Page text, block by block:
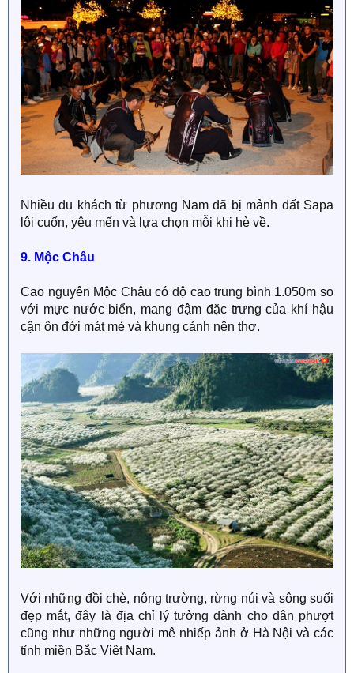
Nhiều du khách từ phương Nam đã bị mảnh đất Sapa
lôi cuốn, yêu mến và lựa chọn mỗi khi hè về.
9. Mộc Châu
Cao nguyên Mộc Châu có độ cao trung bình 1.050m so
với mực nước biển, mang đậm đặc trưng của khí hậu
cận ôn đới mát mẻ và khung cảnh nên thơ.
Với những đồi chè, nông trường, rừng núi và sông suối
đẹp mắt, đây là địa chỉ lý tưởng dành cho dân phượt
cũng như những người mê nhiếp ảnh ở Hà Nội và các
tỉnh miền Bắc Việt Nam.